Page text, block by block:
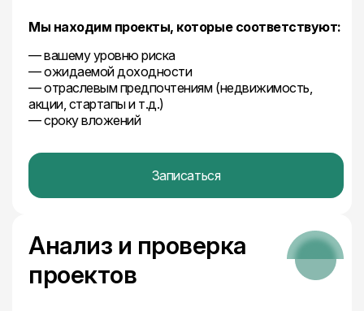
Мы находим проекты, которые соответствуют:
— вашему уровню риска
— ожидаемой доходности
— отраслевым предпочтениям (недвижимость,
акции, стартапы и т.д.)
— сроку вложений
Записаться
Анализ и проверка
проектов